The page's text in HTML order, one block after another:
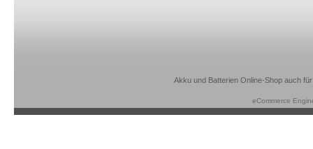
Akku und Batterien Online-Shop auch
eCommerce